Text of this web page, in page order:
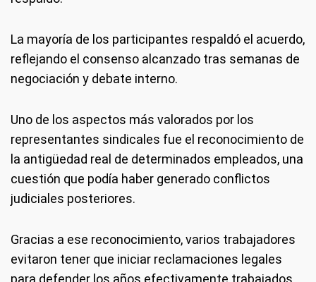
La mayoría de los participantes respaldó el acuerdo,
reflejando el consenso alcanzado tras semanas de
negociación y debate interno.
Uno de los aspectos más valorados por los
representantes sindicales fue el reconocimiento de
la antigüedad real de determinados empleados, una
cuestión que podía haber generado conflictos
judiciales posteriores.
Gracias a ese reconocimiento, varios trabajadores
evitaron tener que iniciar reclamaciones legales
para defender los años efectivamente trabajados